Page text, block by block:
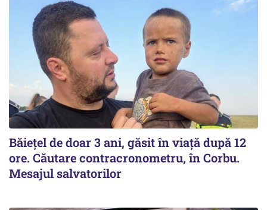
Băiețel de doar 3 ani, găsit în viață după 12
ore. Căutare contracronometru, în Corbu.
Mesajul salvatorilor